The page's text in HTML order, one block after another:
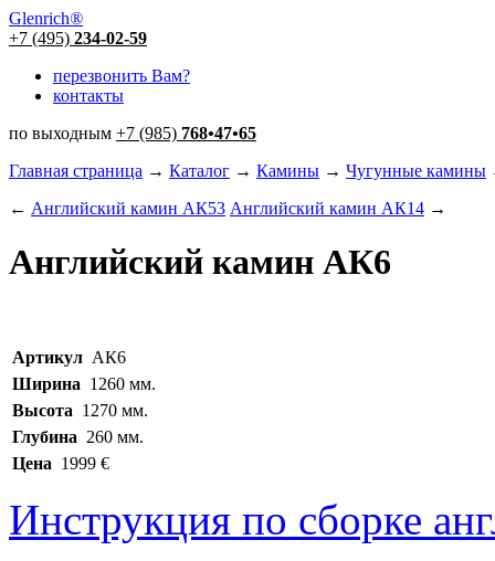
Glenrich®
+7 (495) 234-02-59
перезвонить Вам?
контакты
по выходным +7 (985) 768•47•65
Главная страница → Каталог → Камины → Чугунные камины
← Английский камин АК53 Английский камин АК14 →
Английский камин АК6
Артикул АК6
Ширина 1260 мм.
Высота 1270 мм.
Глубина 260 мм.
Цена 1999 €
Инструкция по сборке